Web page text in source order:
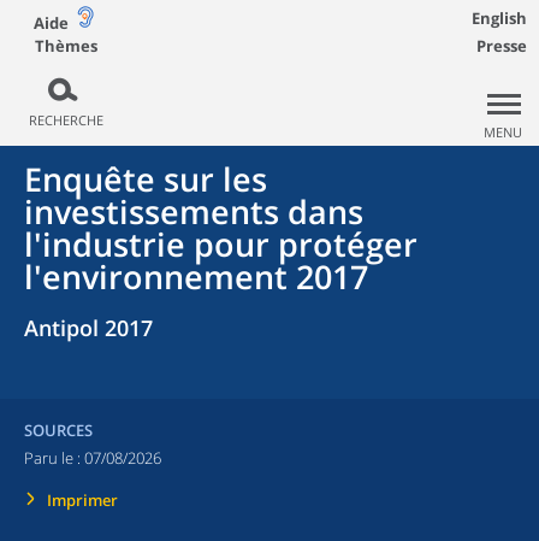
Aide
Thèmes
RECHERCHE
English
Presse
MENU
Enquête sur les
investissements dans
l'industrie pour protéger
l'environnement 2017
Antipol 2017
SOURCES
Paru le : 07/08/2026
Imprimer